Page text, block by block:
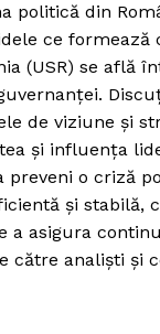
politică din
ce formează
(USR) se
de viziune și
și influența
o criză
și stabilă,
a asigura
către analiști și